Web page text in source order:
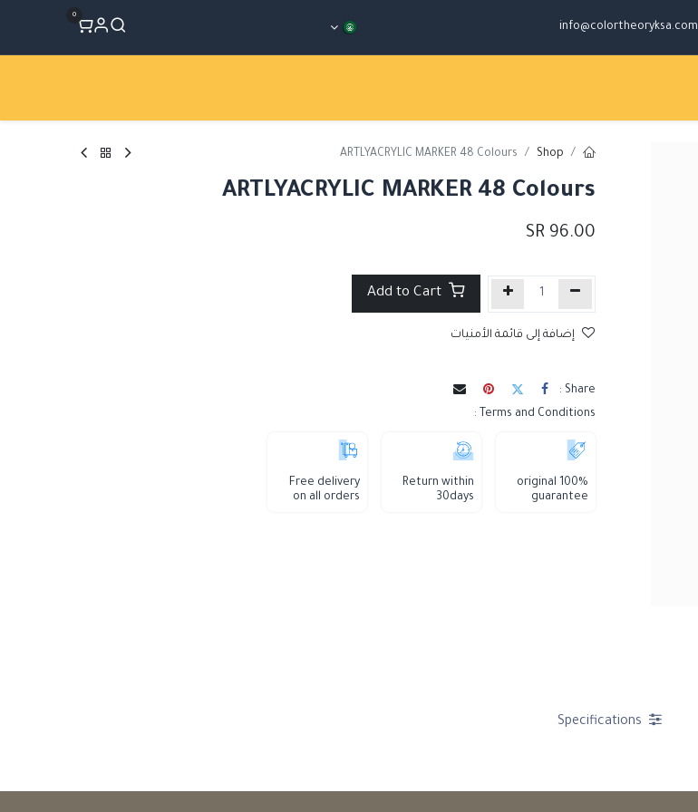
info@colortheoryksa.com
0
Shop
ARTLYACRYLIC MARKER 48 Colours
ARTLYACRYLIC MARKER 48 Colours
96.00
Add to Cart
إضافة إلى قائمة الأمنيات
Share :
Terms and Conditions :
100% original
guarantee
Return within
30days
Free delivery
on all orders